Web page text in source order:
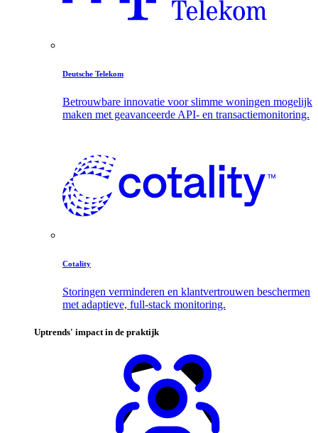
Deutsche Telekom
Betrouwbare innovatie voor slimme woningen mogelijk
maken met geavanceerde API- en transactiemonitoring.
Cotality
Storingen verminderen en klantvertrouwen beschermen
met adaptieve, full-stack monitoring.
Uptrends' impact in de praktijk